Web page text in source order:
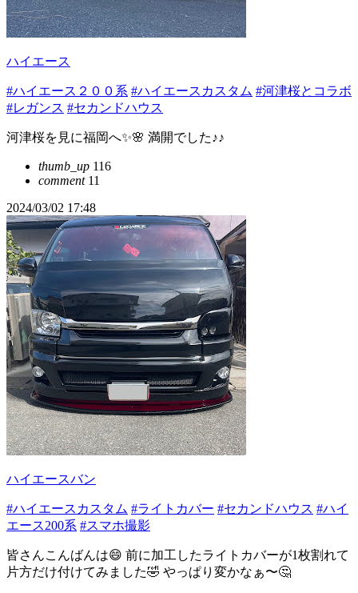
ハイエース
#ハイエース２００系 #ハイエースカスタム #河津桜とコラボ
#レガンス #セカンドハウス
河津桜を見に福岡へ✨🌸 満開でした♪♪
thumb_up 116
comment11
2024/03/02 17:48
ハイエースバン
#ハイエースカスタム #ライトカバー #セカンドハウス #ハイ
エース200系 #スマホ撮影
皆さんこんばんは😄 前に加工したライトカバーが1枚割れて
片方だけ付けてみました🤣 やっぱり変かなぁ〜🤔